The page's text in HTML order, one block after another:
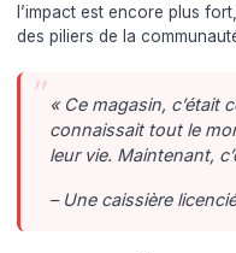
l’impact est encore plus
des piliers de la
« Ce magasin, c’était
connaissait tout le
leur vie. Maintenant,
– Une caissière